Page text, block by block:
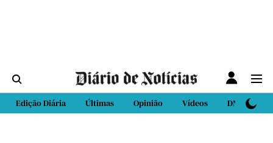
Edição Diária Últimas Opinião Vídeos DN Sport